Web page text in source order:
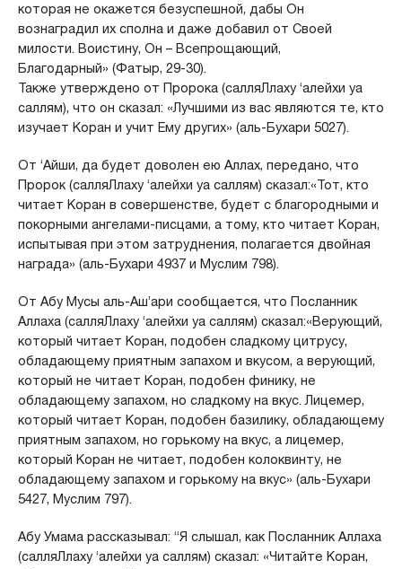
которая не окажется безуспешной, дабы Он
вознаградил их сполна и даже добавил от Своей
милости. Воистину, Он – Всепрощающий,
Благодарный» (Фатыр, 29-30).
Также утверждено от Пророка (салляЛлаху ‘алейхи уа
саллям), что он сказал: «Лучшими из вас являются те, кто
изучает Коран и учит Ему других» (аль-Бухари 5027).
От ‘Айши, да будет доволен ею Аллах, передано, что
Пророк (салляЛлаху ‘алейхи уа саллям) сказал:«Тот, кто
читает Коран в совершенстве, будет с благородными и
покорными ангелами-писцами, а тому, кто читает Коран,
испытывая при этом затруднения, полагается двойная
награда» (аль-Бухари 4937 и Муслим 798).
От Абу Мусы аль-Аш’ари сообщается, что Посланник
Аллаха (салляЛлаху ‘алейхи уа саллям) сказал:«Верующий,
который читает Коран, подобен сладкому цитрусу,
обладающему приятным запахом и вкусом, а верующий,
который не читает Коран, подобен финику, не
обладающему запахом, но сладкому на вкус. Лицемер,
который читает Коран, подобен базилику, обладающему
приятным запахом, но горькому на вкус, а лицемер,
который Коран не читает, подобен колоквинту, не
обладающему запахом и горькому на вкус» (аль-Бухари
5427, Муслим 797).
Абу Умама рассказывал: “Я слышал, как Посланник Аллаха
(салляЛлаху ‘алейхи уа саллям) сказал: «Читайте Коран,